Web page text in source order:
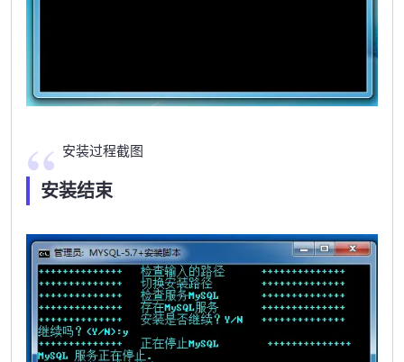
安装过程截图
安装结束